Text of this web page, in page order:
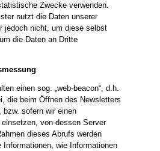
Zwecke verwenden.
nutzt die Daten unserer
jedoch nicht, um diese selbst
die Daten an Dritte
einen sog. „web-beacon“, d.h.
die beim Öffnen des Newsletters
bzw. sofern wir einen
von dessen Server
dieses Abrufs werden
wie Informationen